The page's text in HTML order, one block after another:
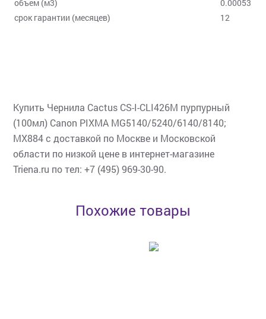
объем (м3)
0.00053
срок гарантии (месяцев)
12
Купить Чернила Cactus CS-I-CLI426M пурпурный
(100мл) Canon PIXMA MG5140/5240/6140/8140;
MX884 с доставкой по Москве и Московской
области по низкой цене в интернет-магазине
Triena.ru по тел: +7 (495) 969-30-90.
Похожие товары